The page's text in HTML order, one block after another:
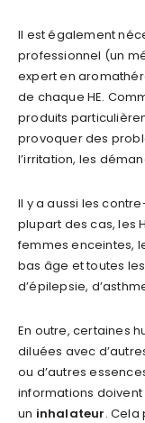
Il est également
professionnel (un
expert en
de chaque HE.
produits
provoquer des
l’irritation, les
Il y a aussi les
plupart des cas, les
femmes enceintes,
bas âge et toutes
d’épilepsie,
En outre, certaines
diluées avec
ou d’autres
informations
un inhalateur. Cela